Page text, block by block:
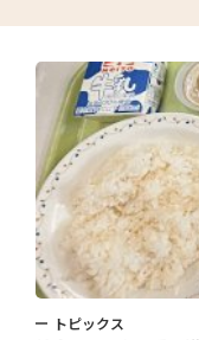
トピックス